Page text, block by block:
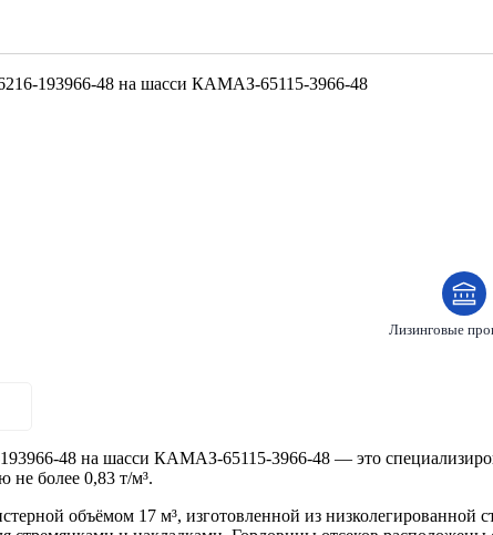
193966-48 на шасси КАМАЗ-65115-3966-48
Лизинговые
48 на шасси КАМАЗ-65115-3966-48 — это
не более 0,83 т/м³.
объёмом 17 м³, изготовленной из низколегированной